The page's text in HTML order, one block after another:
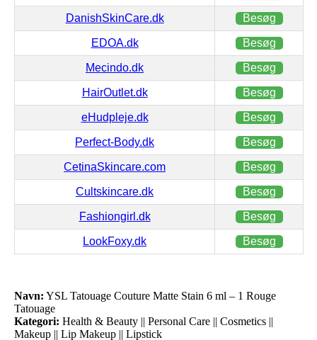
DanishSkinCare.dk Besøg
EDOA.dk Besøg
Mecindo.dk Besøg
HairOutlet.dk Besøg
eHudpleje.dk Besøg
Perfect-Body.dk Besøg
CetinaSkincare.com Besøg
Cultskincare.dk Besøg
Fashiongirl.dk Besøg
LookFoxy.dk Besøg
Navn: YSL Tatouage Couture Matte Stain 6 ml – 1 Rouge
Tatouage
Kategori: Health & Beauty || Personal Care || Cosmetics ||
Makeup || Lip Makeup || Lipstick